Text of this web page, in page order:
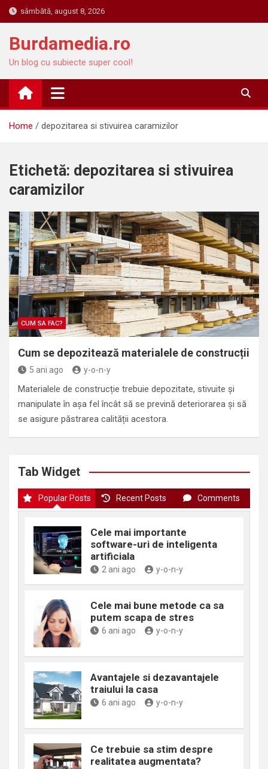
Skip
to
content
sâmbătă, august 8, 2026
Burdamedia.ro
Un blog cu subiecte super cool!
Home depozitarea si stivuirea caramizilor
Etichetă: depozitarea si stivuirea
caramizilor
CUM SA FAC?
Cum se depozitează materialele de construcții
5 ani ago y-o-n-y
Materialele de construcție trebuie depozitate, stivuite și
manipulate în așa fel încât să se prevină deteriorarea și să
se asigure păstrarea calității acestora.
Tab Widget
Popular Posts Recent Posts Comments
Cele mai importante
software-uri de inteligenta
artificiala
2 ani ago y-o-n-y
Cele mai bune metode ca sa
putem scapa de stres
6 ani ago y-o-n-y
Avantajele si dezavantajele
traiului la casa
6 ani ago y-o-n-y
Ce trebuie sa stim despre
realitatea augmentata?